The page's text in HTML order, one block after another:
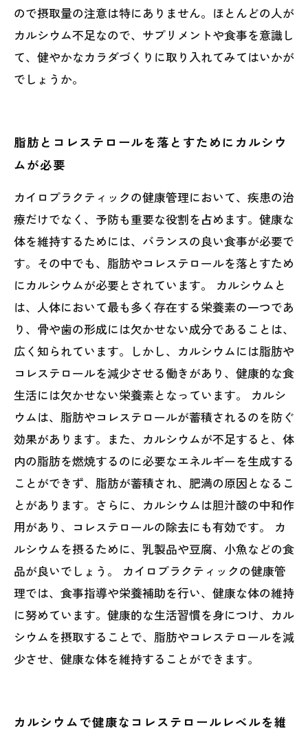
ので摂取量の注意は特にありません。ほとんどの人が
カルシウム不足なので、サプリメントや食事を意識し
て、健やかなカラダづくりに取り入れてみてはいかが
でしょうか。
脂肪とコレステロールを落とすためにカルシウ
ムが必要
カイロプラクティックの健康管理において、疾患の治
療だけでなく、予防も重要な役割を占めます。健康な
体を維持するためには、バランスの良い食事が必要で
す。その中でも、脂肪やコレステロールを落とすため
にカルシウムが必要とされています。 カルシウムと
は、人体において最も多く存在する栄養素の一つであ
り、骨や歯の形成には欠かせない成分であることは、
広く知られています。しかし、カルシウムには脂肪や
コレステロールを減少させる働きがあり、健康的な食
生活には欠かせない栄養素となっています。 カルシ
ウムは、脂肪やコレステロールが蓄積されるのを防ぐ
効果があります。また、カルシウムが不足すると、体
内の脂肪を燃焼するのに必要なエネルギーを生成する
ことができず、脂肪が蓄積され、肥満の原因となるこ
とがあります。さらに、カルシウムは胆汁酸の中和作
用があり、コレステロールの除去にも有効です。 カ
ルシウムを摂るために、乳製品や豆腐、小魚などの食
品が良いでしょう。 カイロプラクティックの健康管
理では、食事指導や栄養補助を行い、健康な体の維持
に努めています。健康的な生活習慣を身につけ、カル
シウムを摂取することで、脂肪やコレステロールを減
少させ、健康な体を維持することができます。
カルシウムで健康なコレステロールレベルを維